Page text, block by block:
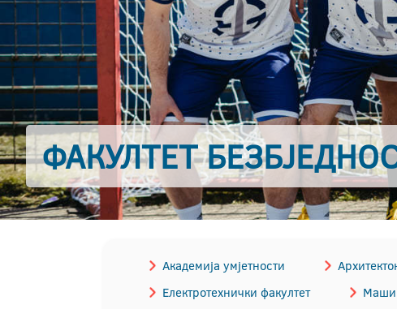
ФАКУЛТЕТ
Академија умјетности
Електротехнички факултет